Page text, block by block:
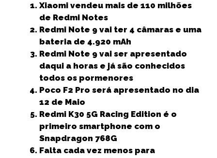
c
e
b
o
o
k
it
t
e
r
ai
l
a
ts
A
p
p
k
e
dI
n
ss
e
n
g
e
r
a
r
Xiaomi vendeu mais de 110 milhões
de Redmi Notes
Redmi Note 9 vai ter 4 câmaras e uma
bateria de 4.920 mAh
Redmi Note 9 vai ser apresentado
daqui a horas e já são conhecidos
todos os pormenores
Poco F2 Pro será apresentado no dia
12 de Maio
Redmi K30 5G Racing Edition é o
primeiro smartphone com o
Snapdragon 768G
Falta cada vez menos para